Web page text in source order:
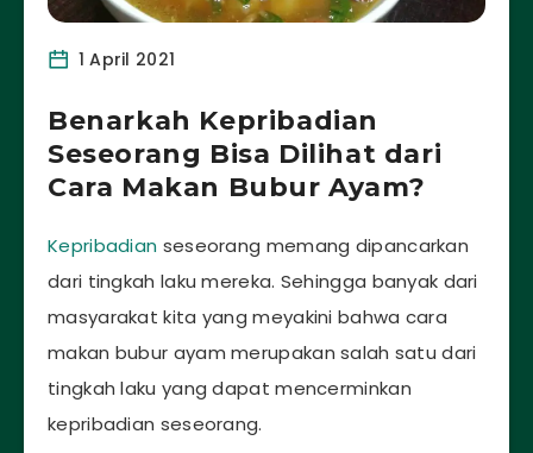
1 April 2021
Benarkah Kepribadian
Seseorang Bisa Dilihat dari
Cara Makan Bubur Ayam?
Kepribadian seseorang memang dipancarkan
dari tingkah laku mereka. Sehingga banyak dari
masyarakat kita yang meyakini bahwa cara
makan bubur ayam merupakan salah satu dari
tingkah laku yang dapat mencerminkan
kepribadian seseorang.